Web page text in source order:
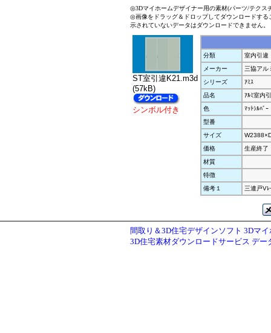
◎3Dマイホームデザイナー用の素材(パーツ/テクス
◎画像をドラッグ＆ドロップしてダウンロードす
示されていないデータはダウンロードできません。
ST室引違K21.m3d
(57kB)
シンボル付き
分類
室内引違
メーカー
三協アル
シリーズ
ｱﾐｽ
品名
ｱﾙﾐ室内
色
ﾏｯﾄｼﾙﾊﾞｰ
型番
サイズ
価格
生産終了
材質
特徴
備考１
三連戸V
間取り＆3D住宅デザインソフト 3Dマ
3D住宅素材ダウンロードサービス デー